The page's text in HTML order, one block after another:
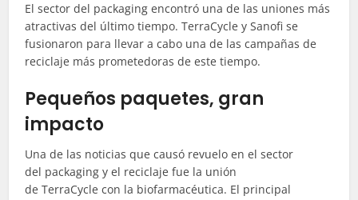
El sector del packaging encontró una de las uniones más
atractivas del último tiempo.TerraCycle y Sanofi se
fusionaron para llevar a cabo una de las campañas de
reciclaje más prometedoras de este tiempo.
Pequeños paquetes, gran
impacto
Una de las noticias que causó revuelo en el sector
del packaging y el reciclaje fue la unión
deTerraCycle con la biofarmacéutica. El principal